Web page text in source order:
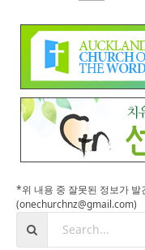
*위 내용 중 잘못된 정보가
(onechurchnz@gmail.com)